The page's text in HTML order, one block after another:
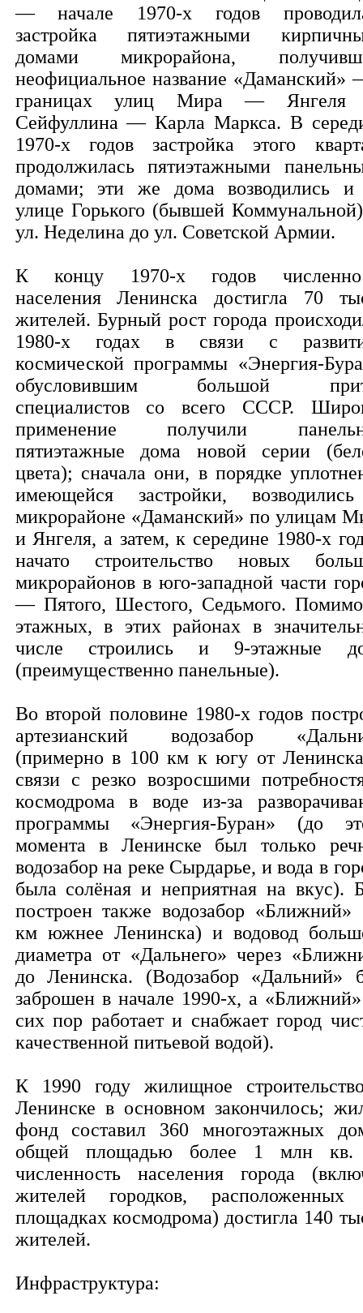
— начале 1970-х годов
застройка пятиэтажными
домами микрорайона,
неофициальное название «Даманский»
границах улиц Мира —
Сейфуллина — Карла Маркса. В
1970-х годов застройка этого
продолжилась пятиэтажными
домами; эти же дома возводились
улице Горького (бывшей
ул. Неделина до ул. Советской Армии.
К концу 1970-х годов
населения Ленинска достигла 70
жителей. Бурный рост города
1980-х годах в связи с
космической программы «Энергия-
обусловившим большой
специалистов со всего СССР.
применение получили
пятиэтажные дома новой серии
цвета); сначала они, в порядке
имеющейся застройки,
микрорайоне «Даманский» по улицам
и Янгеля, а затем, к середине 1980-х
начато строительство новых
микрорайонов в юго-западной части
— Пятого, Шестого, Седьмого.
этажных, в этих районах в
числе строились и 9-этажные
(преимущественно панельные).
Во второй половине 1980-х годов
артезианский водозабор
(примерно в 100 км к югу от
связи с резко возросшими
космодрома в воде из-за
программы «Энергия-Буран» (до
момента в Ленинске был только
водозабор на реке Сырдарье, и вода в
была солёная и неприятная на вкус).
построен также водозабор «Ближний»
км южнее Ленинска) и водовод
диаметра от «Дальнего» через
до Ленинска. (Водозабор «Дальний»
заброшен в начале 1990-х, а
сих пор работает и снабжает город
качественной питьевой водой).
К 1990 году жилищное
Ленинске в основном закончилось;
фонд составил 360 многоэтажных
общей площадью более 1 млн
численность населения города
жителей городков, расположенных
площадках космодрома) достигла 140
жителей.
Инфраструктура: